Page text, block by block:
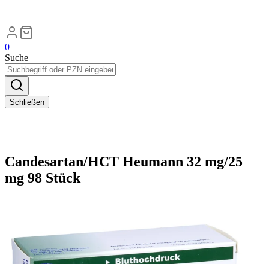
0
Suche
Schließen
Candesartan/HCT Heumann 32 mg/25
mg 98 Stück